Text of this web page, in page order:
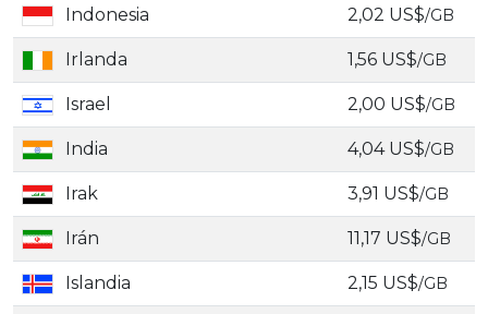
Indonesia 2,02 US$/GB
Irlanda 1,56 US$/GB
Israel 2,00 US$/GB
India 4,04 US$/GB
Irak 3,91 US$/GB
Irán 11,17 US$/GB
Islandia 2,15 US$/GB